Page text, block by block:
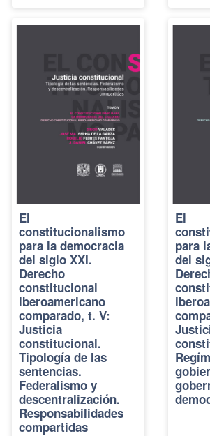
El
constitucionalismo
para la democracia
del siglo XXI.
Derecho
constitucional
iberoamericano
comparado, t. V:
Justicia
constitucional.
Tipología de las
sentencias.
Federalismo y
descentralización.
Responsabilidades
compartidas
El
para
del